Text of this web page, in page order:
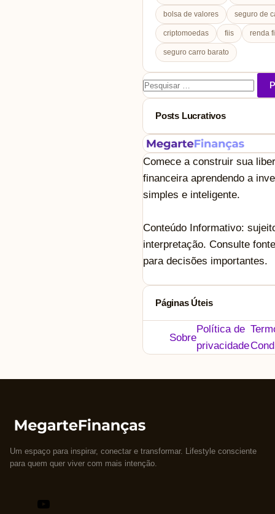
bolsa de valores seguro de
criptomoedas fiis renda
seguro carro barato
Pesquisar
por:
Posts Lucrativos
Comece a construir sua
financeira aprendendo a
simples e inteligente.
Conteúdo Informativo:
interpretação. Consulte
para decisões importantes.
Páginas Úteis
Sobre
Política de
privacidade
Um espaço para inspirar, conectar e transformar. Lifestyle consciente
para quem quer viver com mais intenção.